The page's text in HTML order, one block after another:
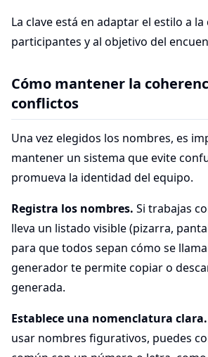
La clave está en adaptar el estilo a
participantes y al objetivo del
Cómo mantener la
conflictos
Una vez elegidos los nombres, es
mantener un sistema que evite
promueva la identidad del equipo.
Registra los nombres. Si trabajas
lleva un listado visible (pizarra,
para que todos sepan cómo se
generador te permite copiar o
generada.
Establece una nomenclatura clara.
usar nombres figurativos, puedes